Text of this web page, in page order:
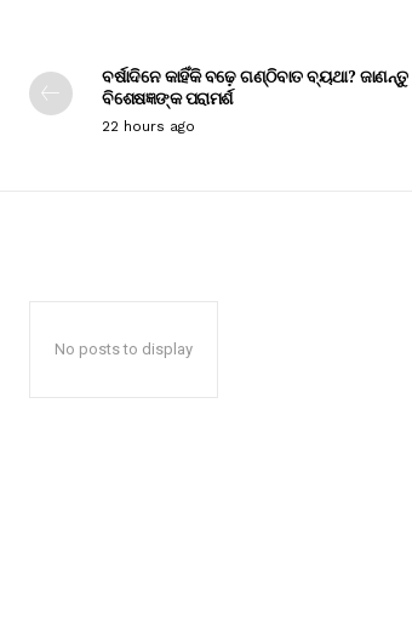
ବର୍ଷାଦିନେ କାହିଁକି ବଢ଼େ ଗଣ୍ଠିବାତ ବ୍ୟଥା? ଜାଣନ୍ତୁ
ବିଶେଷଜ୍ଞଙ୍କ ପରାମର୍ଶ
22 hours ago
No posts to display